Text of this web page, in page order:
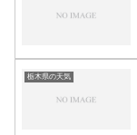
栃木県の天気